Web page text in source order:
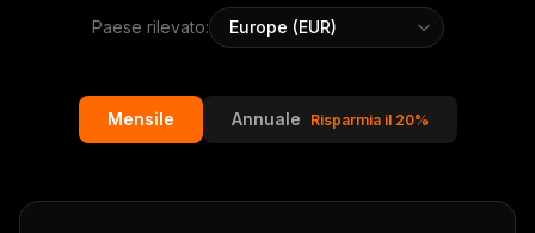
Paese rilevato:
Mensile Annuale Risparmia il 20%